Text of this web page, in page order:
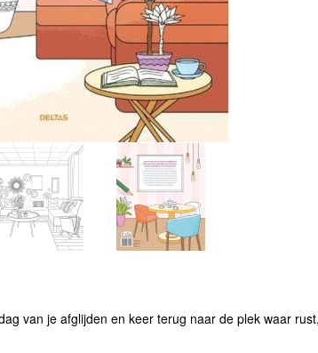
van je afglijden en keer terug naar de plek waar